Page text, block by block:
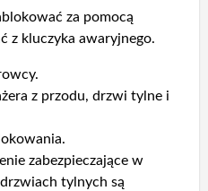
za pomocą
z kluczyka awaryjnego.
z przodu, drzwi tylne i
zabezpieczające w
tylnych są